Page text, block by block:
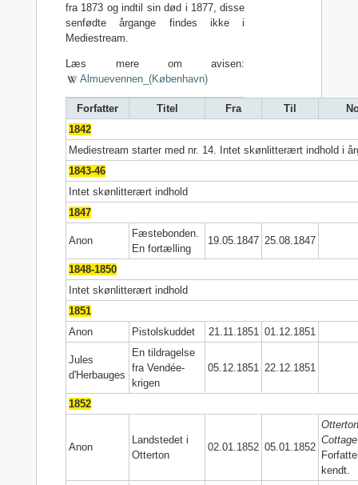
fra 1873 og indtil sin død i 1877, disse
senfødte årgange findes ikke i
Mediestream.
Læs mere om avisen:
Almuevennen_(København)
Forfatter Titel Fra Til
1842
Mediestream starter med nr. 14. Intet skønlitterært indhold i
1843-46
Intet skønlitterært indhold
1847
Anon
Fæstebonden.
En fortælling
19.05.1847 25.08.1847
1848-1850
Intet skønlitterært indhold
1851
Anon
Pistolskuddet 21.11.1851 01.12.1851
Jules
d'Herbauges
En tildragelse
fra Vendée-
krigen
05.12.1851 22.12.1851
1852
Anon
Landstedet i
Otterton
02.01.1852 05.01.1852
Cottage
kendt.